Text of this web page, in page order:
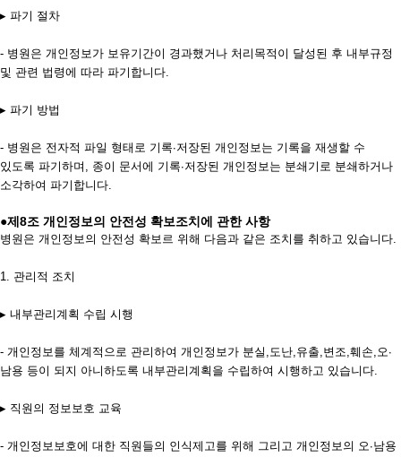
▸ 파기 절차
- 병원은 개인정보가 보유기간이 경과했거나 처리목적이 달성된 후 내부규정
및 관련 법령에 따라 파기합니다.
▸ 파기 방법
- 병원은 전자적 파일 형태로 기록∙저장된 개인정보는 기록을 재생할 수
있도록 파기하며, 종이 문서에 기록∙저장된 개인정보는 분쇄기로 분쇄하거나
소각하여 파기합니다.
●제8조 개인정보의 안전성 확보조치에 관한 사항
병원은 개인정보의 안전성 확보르 위해 다음과 같은 조치를 취하고 있습니다.
1. 관리적 조치
▸ 내부관리계획 수립 시행
- 개인정보를 체계적으로 관리하여 개인정보가 분실,도난,유출,변조,훼손,오∙
남용 등이 되지 아니하도록 내부관리계획을 수립하여 시행하고 있습니다.
▸ 직원의 정보보호 교육
- 개인정보보호에 대한 직원들의 인식제고를 위해 그리고 개인정보의 오∙남용